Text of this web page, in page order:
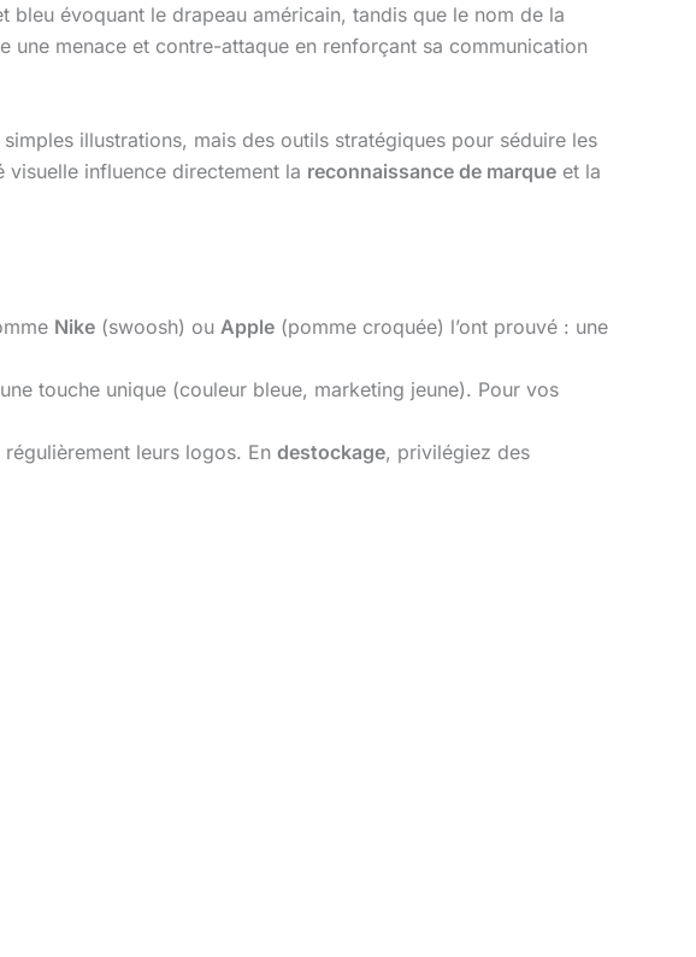
bleu évoquant le drapeau américain, tandis que le nom de la
menace et contre-attaque en renforçant sa communication
illustrations, mais des outils stratégiques pour séduire les
visuelle influence directement la reconnaissance de marque et la
Nike (swoosh) ou Apple (pomme croquée) l’ont prouvé : une
touche unique (couleur bleue, marketing jeune). Pour vos
régulièrement leurs logos. Endestockage, privilégiez des